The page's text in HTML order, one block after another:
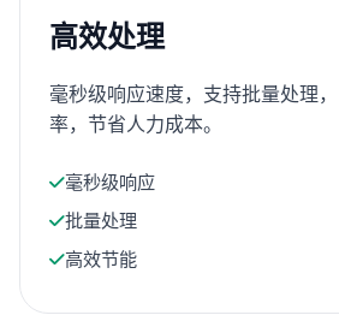
高效处理
毫秒级响应速度，支持批量处理
率，节省人力成本。
毫秒级响应
批量处理
高效节能